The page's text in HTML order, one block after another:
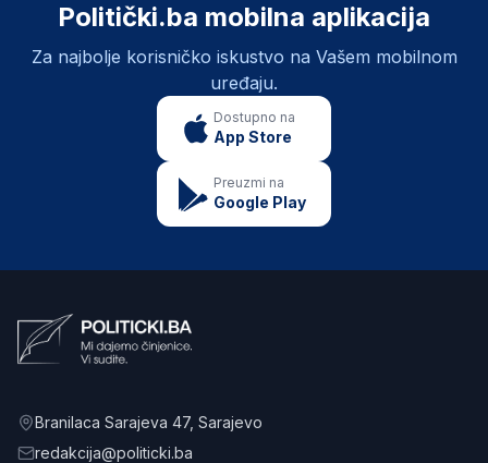
Politički.ba mobilna aplikacija
Za najbolje korisničko iskustvo na Vašem mobilnom
uređaju.
Dostupno na
App Store
Preuzmi na
Google Play
Branilaca Sarajeva 47, Sarajevo
redakcija@politicki.ba